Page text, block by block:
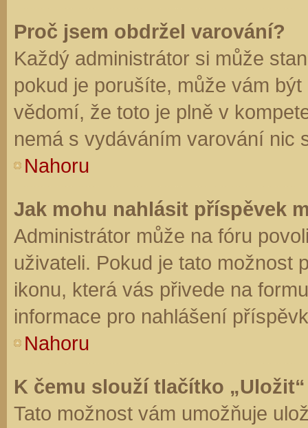
Proč jsem obdržel varování?
Každý administrátor si může
pokud je porušíte, může vám
vědomí, že toto je plně v
nemá s vydáváním varování nic
Nahoru
Jak mohu nahlásit příspěvek
Administrátor může na fóru
uživateli. Pokud je tato možnost
ikonu, která vás přivede na
informace pro nahlášení
Nahoru
K čemu slouží tlačítko
Tato možnost vám umožňuje